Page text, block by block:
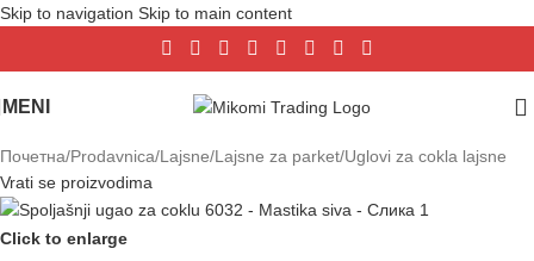
Skip to navigation Skip to main content
MENI
Почетна/Prodavnica/Lajsne/Lajsne za parket/Uglovi za cokla lajsne
Vrati se proizvodima
Click to enlarge